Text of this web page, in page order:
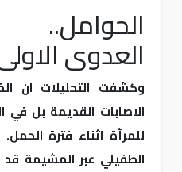
العدوى
وكشفت التحليلات ان
الاصابات القديمة بل في
للمرأة اثناء فترة
الطفيلي عبر المشيمة